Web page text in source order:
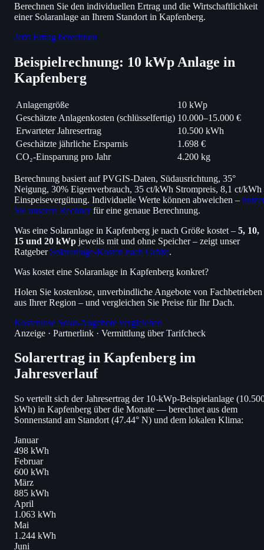
Berechnen Sie den individuellen Ertrag und die Wirtschaftlichkeit
einer Solaranlage an Ihrem Standort in Kapfenberg.
Jetzt Ertrag berechnen
Beispielrechnung: 10 kWp Anlage in
Kapfenberg
Anlagengröße
10 kWp
Geschätzte Anlagenkosten (schlüsselfertig) 10.000–15.000 €
Erwarteter Jahresertrag
10.500 kWh
Geschätzte jährliche Ersparnis
1.698 €
CO₂-Einsparung pro Jahr
4.200 kg
Berechnung basiert auf PVGIS-Daten, Südausrichtung, 35°
Neigung, 30% Eigenverbrauch, 35 ct/kWh Strompreis, 8,1 ct/kWh
Einspeisevergütung. Individuelle Werte können abweichen –
Sie unseren Rechnerfür eine genaue Berechnung.
Was eine Solaranlage in Kapfenberg je nach Größe kostet – 5, 10,
15 und 20 kWp jeweils mit und ohne Speicher – zeigt unser
Ratgeber Solaranlage-Kosten nach Größe.
Was kostet eine Solaranlage in Kapfenberg konkret?
Holen Sie kostenlose, unverbindliche Angebote von Fachbetrieben
aus Ihrer Region – und vergleichen Sie Preise für Ihr Dach.
Kostenlose Solar-Angebote vergleichen
Anzeige · Partnerlink · Vermittlung über Tarifcheck
Solarertrag in Kapfenberg im
Jahresverlauf
So verteilt sich der Jahresertrag der 10-kWp-Beispielanlage
kWh) in Kapfenberg über die Monate — berechnet aus dem
Sonnenstand am Standort (47.44° N) und dem lokalen Klima:
Januar
498 kWh
Februar
600 kWh
März
885 kWh
April
1.063 kWh
Mai
1.244 kWh
Juni